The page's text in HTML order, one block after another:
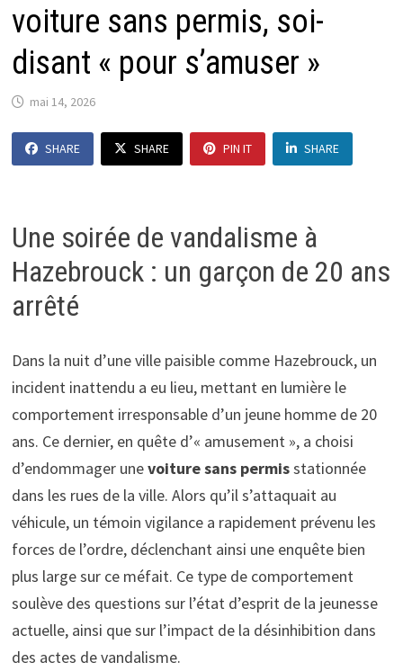
voiture sans permis, soi-
disant « pour s’amuser »
mai 14, 2026
SHARE SHARE PIN IT SHARE
Une soirée de vandalisme à
Hazebrouck : un garçon de 20 ans
arrêté
Dans la nuit d’une ville paisible comme Hazebrouck, un
incident inattendu a eu lieu, mettant en lumière le
comportement irresponsable d’un jeune homme de 20
ans. Ce dernier, en quête d’« amusement », a choisi
d’endommager unevoiture sans permisstationnée
dans les rues de la ville. Alors qu’il s’attaquait au
véhicule, un témoin vigilance a rapidement prévenu les
forces de l’ordre, déclenchant ainsi une enquête bien
plus large sur ce méfait. Ce type de comportement
soulève des questions sur l’état d’esprit de la jeunesse
actuelle, ainsi que sur l’impact de la désinhibition dans
des actes de vandalisme.